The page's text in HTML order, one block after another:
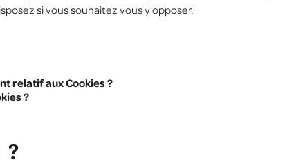
si vous souhaitez vous y opposer.
relatif aux Cookies ?
?
?